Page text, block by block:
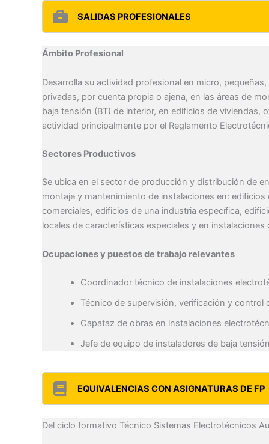
SALIDAS PROFESIONALES
Ámbito Profesional
Desarrolla su actividad profesional en micro,
privadas, por cuenta propia o ajena, en las áreas de
baja tensión (BT) de interior, en edificios de viviendas,
actividad principalmente por el Reglamento
Sectores Productivos
Se ubica en el sector de producción y distribución de
montaje y mantenimiento de instalaciones en:
comerciales, edificios de una industria específica,
locales de características especiales y en instalaciones
Ocupaciones y puestos de trabajo relevantes
Coordinador técnico de instalaciones
Técnico de supervisión, verificación y
Capataz de obras en instalaciones
Jefe de equipo de instaladores de baja
EQUIVALENCIAS CON ASIGNATURAS DE FP
Del ciclo formativo Técnico Sistemas Electrotécnicos